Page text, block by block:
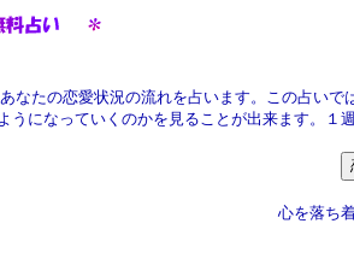
なたの恋愛状況の流れを占います。この占いで
うになっていくのかを見ることが出来ます。
心を落ち